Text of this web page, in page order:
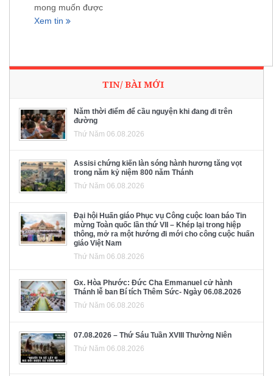
mong muốn được
Xem tin
TIN/ BÀI MỚI
Năm thời điểm để cầu nguyện khi đang đi trên
đường
Thứ Năm 06.08.2026
Assisi chứng kiến làn sóng hành hương tăng vọt
trong năm kỷ niệm 800 năm Thánh
Thứ Năm 06.08.2026
Đại hội Huấn giáo Phục vụ Công cuộc loan báo Tin
mừng Toàn quốc lần thứ VII – Khép lại trong hiệp
thông, mở ra một hướng đi mới cho công cuộc huấn
giáo Việt Nam
Thứ Năm 06.08.2026
Gx. Hòa Phước: Đức Cha Emmanuel cử hành
Thánh lễ ban Bí tích Thêm Sức- Ngày 06.08.2026
Thứ Năm 06.08.2026
07.08.2026 – Thứ Sáu Tuần XVIII Thường Niên
Thứ Năm 06.08.2026